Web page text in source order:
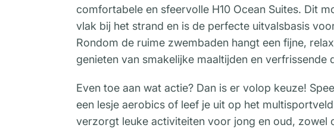
comfortabele en sfeervolle H10 Ocean Suites. Dit
vlak bij het strand en is de perfecte uitvalsbasis
Rondom de ruime zwembaden hangt een fijne,
genieten van smakelijke maaltijden en verfrissende
Even toe aan wat actie? Dan is er volop keuze!
een lesje aerobics of leef je uit op het
verzorgt leuke activiteiten voor jong en oud, zowel